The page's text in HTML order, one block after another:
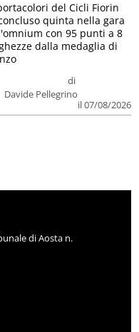
di
Davide Pellegrino
il 07/08/2026
del Cicli Fiorin
quinta nella gara
con 95 punti a 8
dalla medaglia di
di Aosta n.